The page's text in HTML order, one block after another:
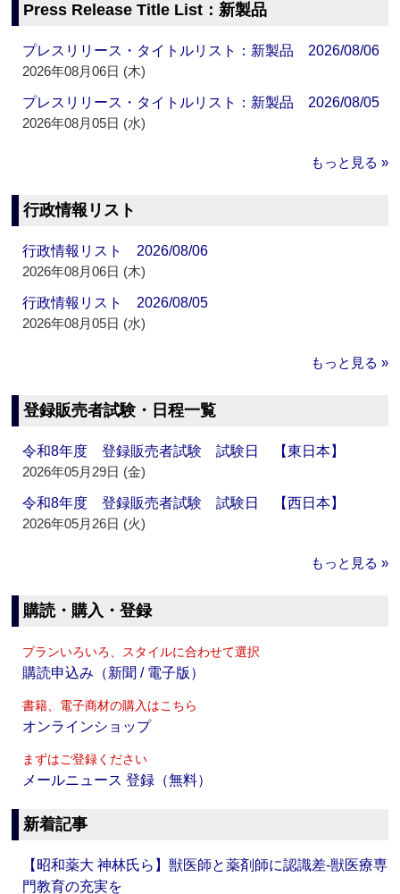
Press Release Title List：新製品
プレスリリース・タイトルリスト：新製品 2026/08/06
2026年08月06日 (木)
プレスリリース・タイトルリスト：新製品 2026/08/05
2026年08月05日 (水)
もっと見る »
行政情報リスト
行政情報リスト 2026/08/06
2026年08月06日 (木)
行政情報リスト 2026/08/05
2026年08月05日 (水)
もっと見る »
登録販売者試験・日程一覧
令和8年度 登録販売者試験 試験日 【東日本】
2026年05月29日 (金)
令和8年度 登録販売者試験 試験日 【西日本】
2026年05月26日 (火)
もっと見る »
購読・購入・登録
プランいろいろ、スタイルに合わせて選択
購読申込み（新聞 / 電子版）
書籍、電子商材の購入はこちら
オンラインショップ
まずはご登録ください
メールニュース 登録（無料）
新着記事
【昭和薬大 神林氏ら】獣医師と薬剤師に認識差‐獣医療専
門教育の充実を